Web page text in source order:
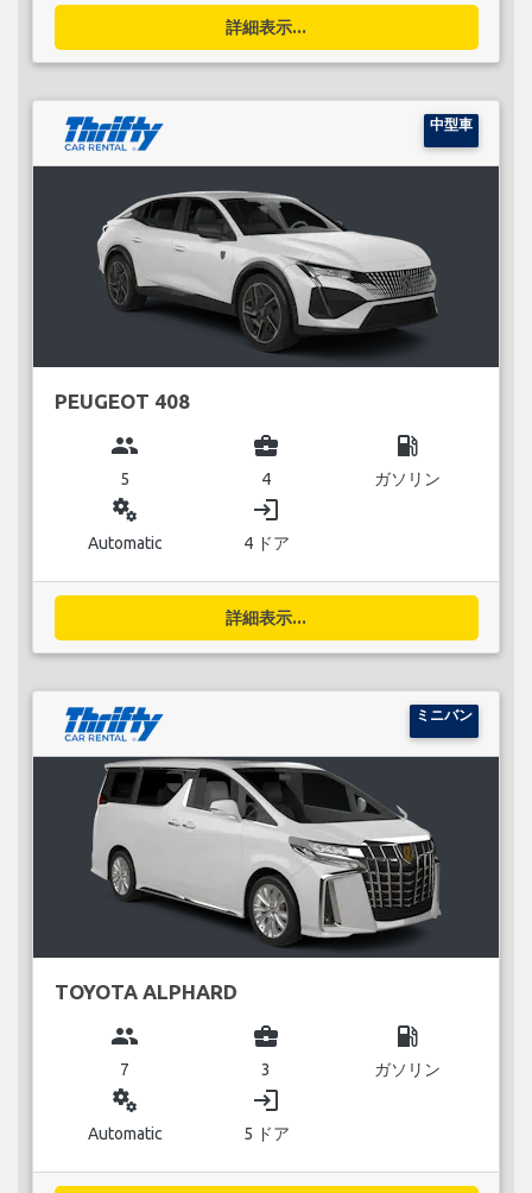
詳細表示...
中型車
PEUGEOT 408
group
5
business_center
4
local_gas_station
ガソリン
miscellaneous_services
Automatic
login
4 ドア
詳細表示...
ミニバン
TOYOTA ALPHARD
group
7
business_center
3
local_gas_station
ガソリン
miscellaneous_services
Automatic
login
5 ドア